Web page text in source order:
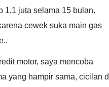
1,1 juta selama 15 bulan.
cewek suka main gas
motor, saya mencoba
yang hampir sama, cicilan